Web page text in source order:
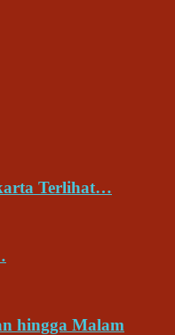
Terlihat…
hingga Malam